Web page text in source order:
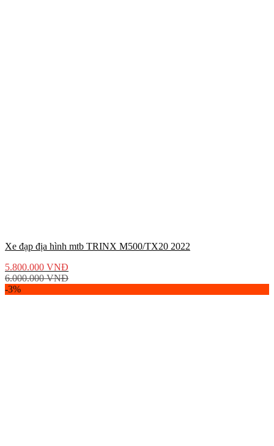
Xe đạp địa hình mtb TRINX M500/TX20 2022
5.800.000 VNĐ
6.000.000VNĐ
-3%